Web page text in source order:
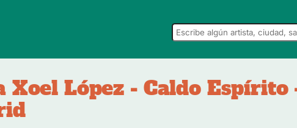
Xoel López - Caldo